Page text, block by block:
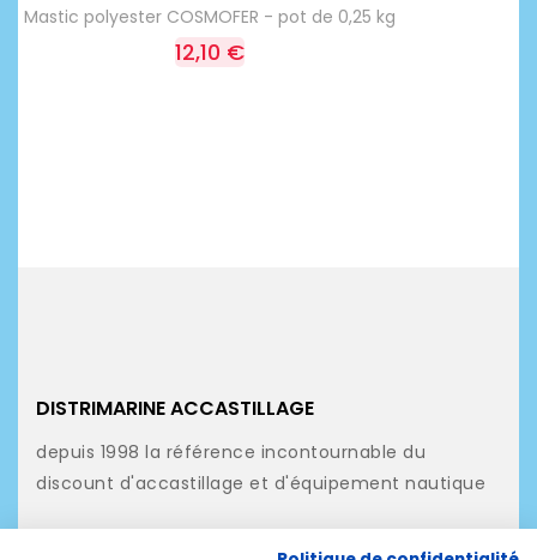
Mastic polyester COSMOFER - pot de 0,25 kg
12,10 €
DISTRIMARINE ACCASTILLAGE
depuis 1998 la référence incontournable du
discount d'accastillage et d'équipement nautique
NOS PRODUITS